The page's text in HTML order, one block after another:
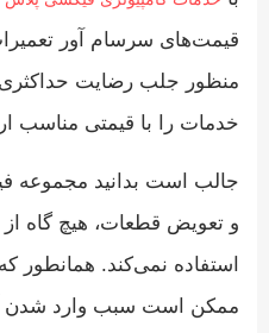
قیمت‌های سرسام آور
منظور جلب رضایت حداکثری
خدمات را با قیمتی مناسب
جالب است بدانید مجموعه
و تعویض قطعات، هیچ گاه
استفاده نمی‌کند. همانطور
ممکن است سبب وارد شدن